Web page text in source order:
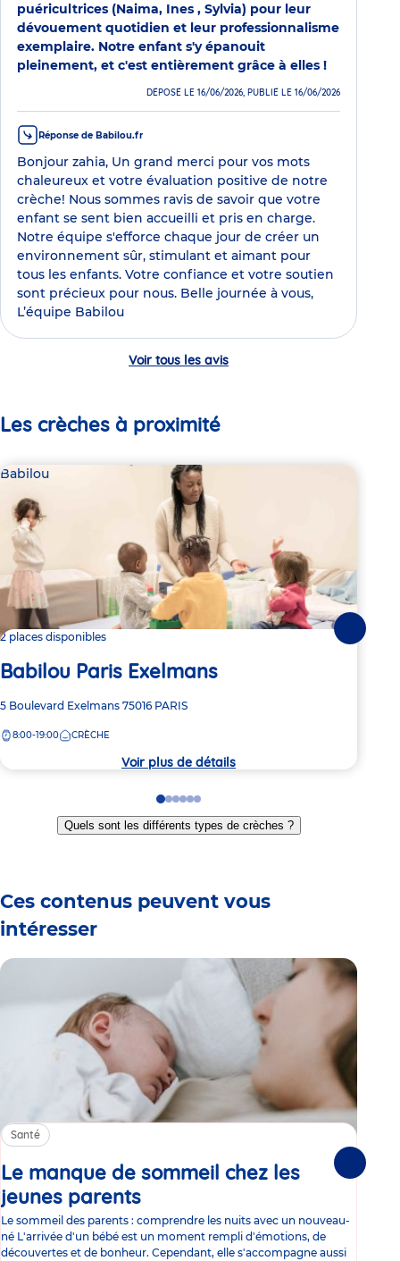
puéricultrices (Naima, Ines , Sylvia) pour leur
dévouement quotidien et leur professionnalisme
exemplaire. Notre enfant s'y épanouit
pleinement, et c'est entièrement grâce à elles !
DÉPOSÉ LE 16/06/2026, PUBLIÉ LE 16/06/2026
Réponse de Babilou.fr
Bonjour zahia, Un grand merci pour vos mots
chaleureux et votre évaluation positive de notre
crèche! Nous sommes ravis de savoir que votre
enfant se sent bien accueilli et pris en charge.
Notre équipe s'efforce chaque jour de créer un
environnement sûr, stimulant et aimant pour
tous les enfants. Votre confiance et votre soutien
sont précieux pour nous. Belle journée à vous,
L’équipe Babilou
Voir tous les avis
Les crèches à proximité
Babilou
2 places disponibles
Babilou Paris Exelmans
Adresse
la
5 Boulevard Exelmans 75016 PARIS
8:00-19:00 CRÈCHE
Voir plus de détails
Go
to
slide
Go
to
slide
Go
to
slide
Go
to
slide
Go
to
slide
Go
to
slide
Quels sont les différents types de crèches ?
Ces contenus peuvent vous
intéresser
Santé
Le manque de sommeil chez les
jeunes parents
Le sommeil des parents : comprendre les nuits avec un nouveau-
né L'arrivée d'un bébé est un moment rempli d'émotions, de
découvertes et de bonheur. Cependant, elle s'accompagne aussi